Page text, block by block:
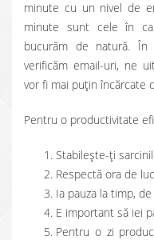
minute cu un nivel de
minute sunt cele în
bucurăm de natură.
verificăm email-uri, ne
vor fi mai puțin încărcate
Pentru o productivitate
Stabilește-ți
Respectă ora de
Ia pauza la timp,
E important să iei
Pentru o zi